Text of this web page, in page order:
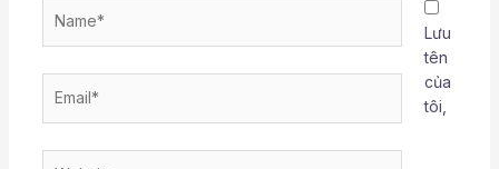
Lưu
tên
của
tôi,